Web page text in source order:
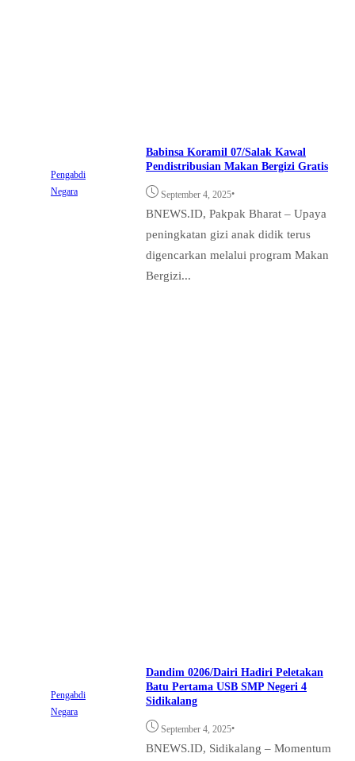
Pengabdi
Negara
Babinsa Koramil 07/Salak Kawal
Pendistribusian Makan Bergizi Gratis
September 4, 2025•
BNEWS.ID, Pakpak Bharat – Upaya
peningkatan gizi anak didik terus
digencarkan melalui program Makan
Bergizi...
Pengabdi
Negara
Dandim 0206/Dairi Hadiri Peletakan
Batu Pertama USB SMP Negeri 4
Sidikalang
September 4, 2025•
BNEWS.ID, Sidikalang – Momentum